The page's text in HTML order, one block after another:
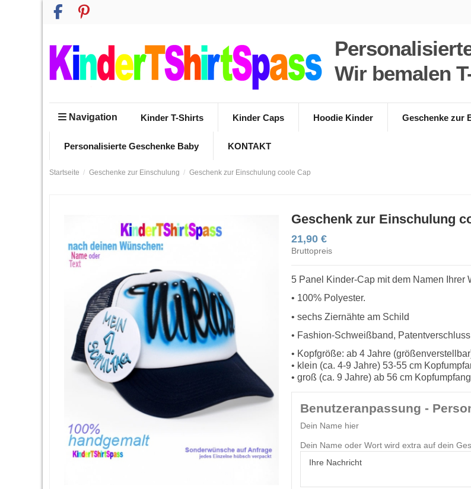
Wir bemalen
Navigation Kinder T-Shirts Kinder Caps Hoodie Kinder Geschenke zur
Personalisierte Geschenke Baby KONTAKT
Startseite Geschenke zur Einschulung Geschenk zur Einschulung coole Cap
Geschenk zur Einschulung
21,90 €
Bruttopreis
5 Panel Kinder-Cap mit dem Namen Ihrer
• 100% Polyester.
• sechs Ziernähte am Schild
• Fashion-Schweißband, Patentverschluss
• Kopfgröße: ab 4 Jahre
• klein (ca. 4-9 Jahre) 53-55 cm
• groß (ca. 9 Jahre) ab 56 cm Kopfumpfang
Benutzeranpassung -
Dein Name hier
Dein Name oder Wort wird extra auf dein